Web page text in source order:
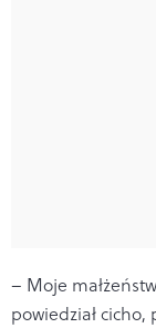
– Moje
powiedział